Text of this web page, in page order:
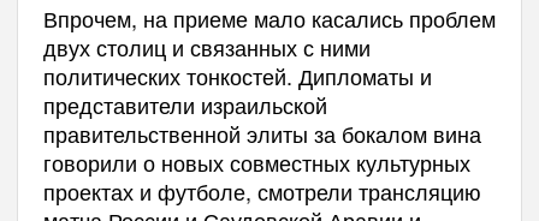
Впрочем, на приеме мало касались проблем
двух столиц и связанных с ними
политических тонкостей. Дипломаты и
представители израильской
правительственной элиты за бокалом вина
говорили о новых совместных культурных
проектах и футболе, смотрели трансляцию